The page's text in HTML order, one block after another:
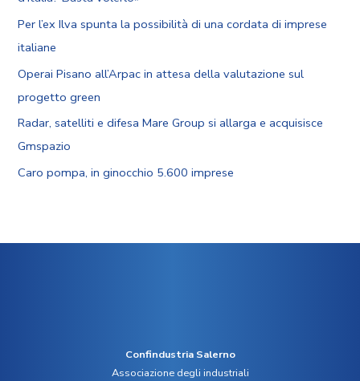
Per l’ex Ilva spunta la possibilità di una cordata di imprese
italiane
Operai Pisano all’Arpac in attesa della valutazione sul
progetto green
Radar, satelliti e difesa Mare Group si allarga e acquisisce
Gmspazio
Caro pompa, in ginocchio 5.600 imprese
Confindustria Salerno
Associazione degli industriali